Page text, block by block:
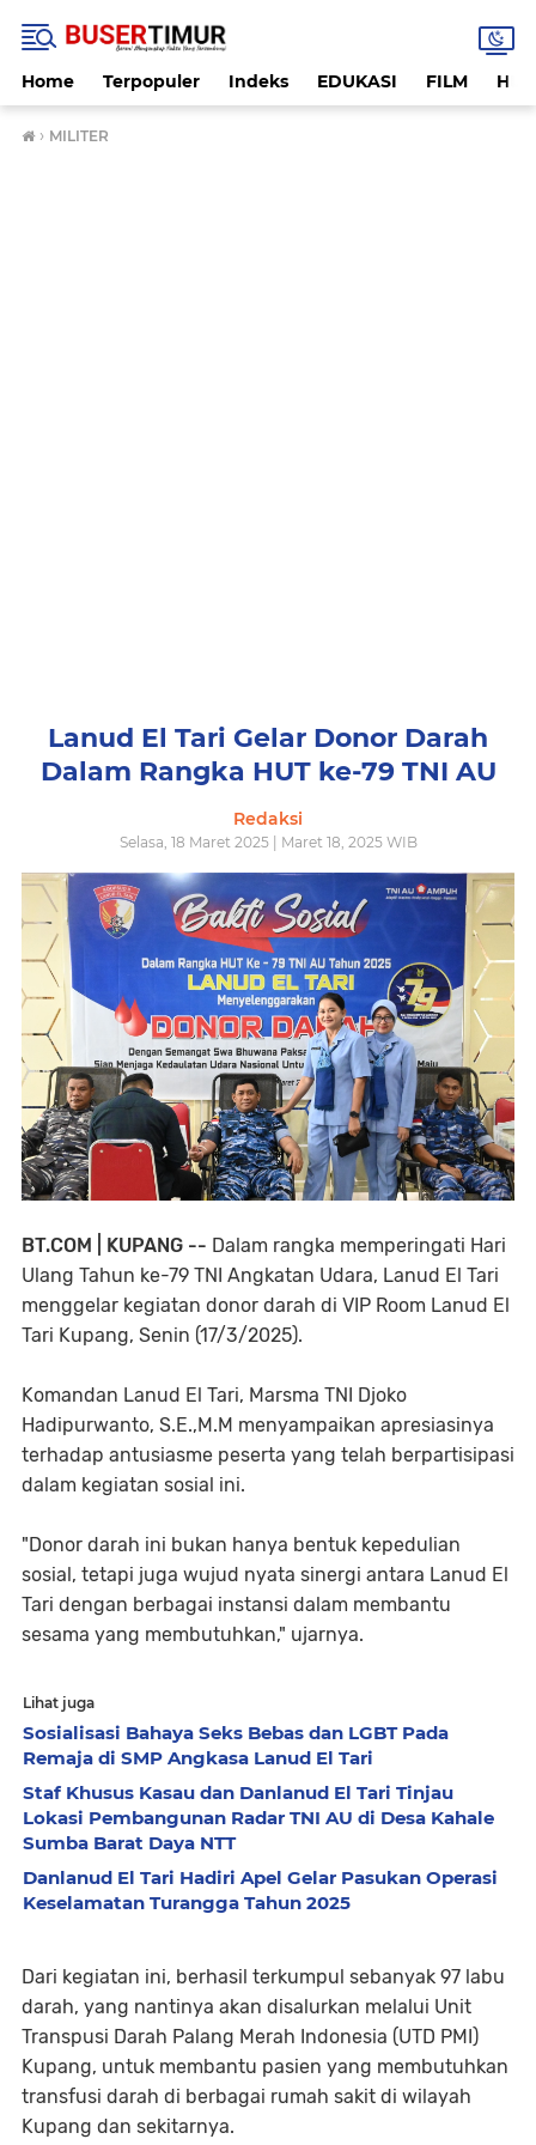
Home Terpopuler Indeks EDUKASI FILM
› MILITER
Lanud El Tari Gelar Donor Darah
Dalam Rangka HUT ke-79 TNI AU
Redaksi
Selasa, 18 Maret 2025 | Maret 18, 2025 WIB
BT.COM | KUPANG -- Dalam rangka memperingati Hari
Ulang Tahun ke-79 TNI Angkatan Udara, Lanud El Tari
menggelar kegiatan donor darah di VIP Room Lanud El
Tari Kupang, Senin (17/3/2025).
Komandan Lanud El Tari, Marsma TNI Djoko
Hadipurwanto, S.E.,M.M menyampaikan apresiasinya
terhadap antusiasme peserta yang telah berpartisipasi
dalam kegiatan sosial ini.
"Donor darah ini bukan hanya bentuk kepedulian
sosial, tetapi juga wujud nyata sinergi antara Lanud El
Tari dengan berbagai instansi dalam membantu
sesama yang membutuhkan," ujarnya.
Lihat juga
Sosialisasi Bahaya Seks Bebas dan LGBT Pada
Remaja di SMP Angkasa Lanud El Tari
Staf Khusus Kasau dan Danlanud El Tari Tinjau
Lokasi Pembangunan Radar TNI AU di Desa Kahale
Sumba Barat Daya NTT
Danlanud El Tari Hadiri Apel Gelar Pasukan Operasi
Keselamatan Turangga Tahun 2025
Dari kegiatan ini, berhasil terkumpul sebanyak 97 labu
darah, yang nantinya akan disalurkan melalui Unit
Transpusi Darah Palang Merah Indonesia (UTD PMI)
Kupang, untuk membantu pasien yang membutuhkan
transfusi darah di berbagai rumah sakit di wilayah
Kupang dan sekitarnya.